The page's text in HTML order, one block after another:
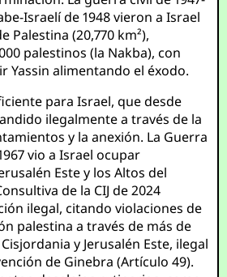
Israelí de 1948 vieron a Israel
Palestina (20,770 km²),
palestinos (la Nakba), con
Yassin alimentando el éxodo.
para Israel, que desde
ilegalmente a través de la
y la anexión. La Guerra
vio a Israel ocupar
Este y los Altos del
de la CIJ de 2024
ilegal, citando violaciones de
palestina a través de más de
y Jerusalén Este, ilegal
de Ginebra (Artículo 49).